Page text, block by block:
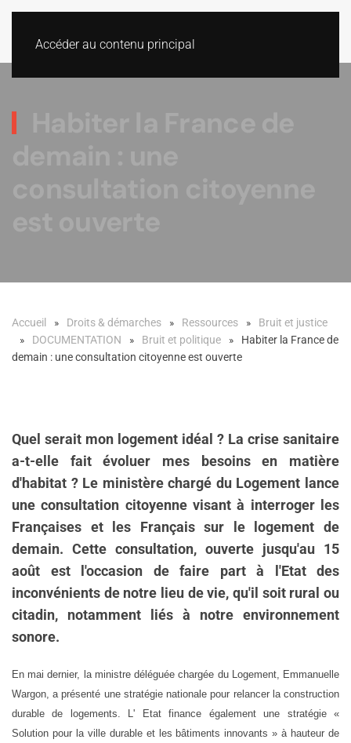
Accéder au contenu principal
Accueil Droits & démarches Ressources
Bruit et justice
DOCUMENTATION
Bruit et politique
Habiter la France de
demain : une consultation citoyenne est ouverte
Quel serait mon logement idéal ? La crise sanitaire
a-t-elle fait évoluer mes besoins en matière
d'habitat ? Le ministère chargé du Logement lance
une consultation citoyenne visant à interroger les
Françaises et les Français sur le logement de
demain. Cette consultation, ouverte jusqu'au 15
août est l'occasion de faire part à l'Etat des
inconvénients de notre lieu de vie, qu'il soit rural ou
citadin, notamment liés à notre environnement
sonore.
En mai dernier, la ministre déléguée chargée du Logement, Emmanuelle
Wargon, a présenté une stratégie nationale pour relancer la construction
durable de logements. L' Etat finance également une stratégie «
Solution pour la ville durable et les bâtiments innovants » à hauteur de